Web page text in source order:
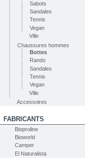
Sabots
Sandales
Tennis
Vegan
Ville
Chaussures hommes
Bottes
Rando
Sandales
Tennis
Vegan
Ville
Accessoires
FABRICANTS
Bioproline
Bioworld
Camper
El Naturalista